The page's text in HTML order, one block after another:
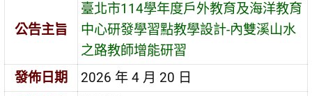
公告主旨
臺北市114學年度戶外教育及海洋教育
中心研發學習點教學設計-內雙溪山水
之路教師增能研習
發佈日期
2026 年 4 月 20 日